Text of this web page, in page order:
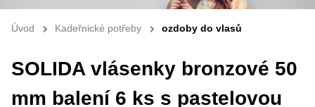
Úvod Kadeřnické potřeby ozdoby do vlasů
SOLIDA vlásenky bronzové 50
mm balení 6 ks s pastelovou